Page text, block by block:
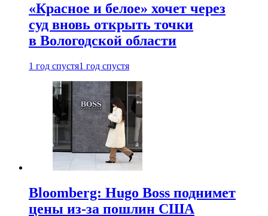
«Красное и белое» хочет через
суд вновь открыть точки
в Вологодской области
1 год спустя1 год спустя
Bloomberg: Hugo Boss поднимет
цены из-за пошлин США